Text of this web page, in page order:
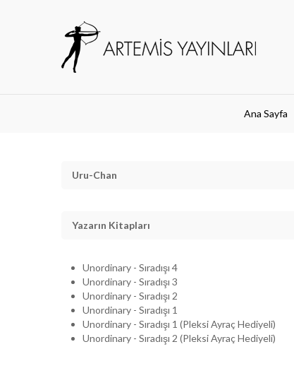
Ana Sayfa
Uru-Chan
Yazarın Kitapları
Unordinary - Sıradışı 4
Unordinary - Sıradışı 3
Unordinary - Sıradışı 2
Unordinary - Sıradışı 1
Unordinary - Sıradışı 1 (Pleksi Ayraç Hediyeli)
Unordinary - Sıradışı 2 (Pleksi Ayraç Hediyeli)